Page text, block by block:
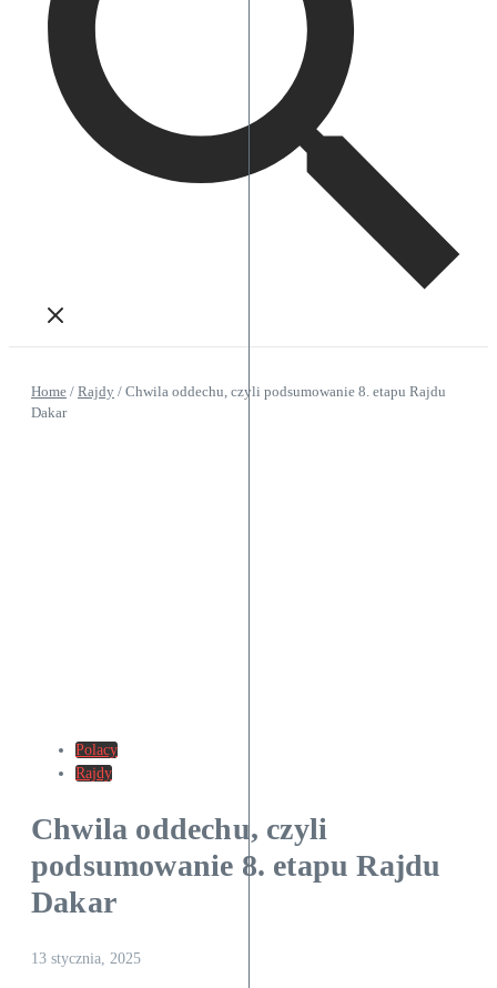
Home / Rajdy / Chwila oddechu, czyli podsumowanie 8. etapu Rajdu
Dakar
Polacy
Rajdy
Chwila oddechu, czyli
podsumowanie 8. etapu Rajdu
Dakar
13 stycznia, 2025